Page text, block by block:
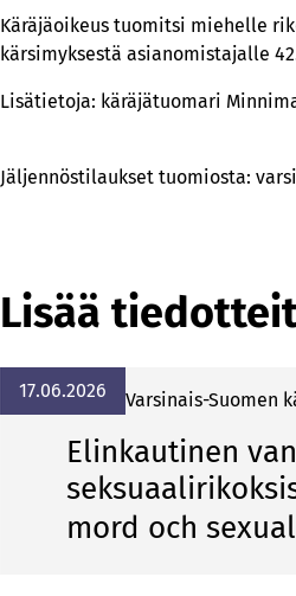
Käräjäoikeus tuomitsi miehelle
kärsimyksestä asianomistajalle
Lisätietoja: käräjätuomari
Jäljennöstilaukset tuomiosta:
Lisää
17.06.2026 Var­si­nais-Suo­men
Elinkautinen
mord och